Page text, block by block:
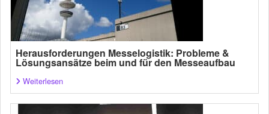
Herausforderungen Messelogistik: Probleme &
Lösungsansätze beim und für den Messeaufbau
Weiterlesen